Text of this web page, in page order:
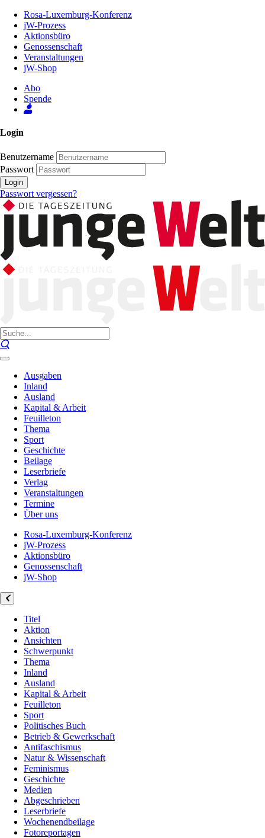
Inhalt
Seite
Rosa-Luxemburg-Konferenz
jW-Prozess
Aktionsbüro
Genossenschaft
Veranstaltungen
jW-Shop
Abo
Spende
Login
Benutzername
Passwort
Login
Passwort vergessen?
Ausgaben
Inland
Ausland
Kapital & Arbeit
Feuilleton
Thema
Sport
Geschichte
Beilage
Leserbriefe
Verlag
Veranstaltungen
Termine
Über uns
Rosa-Luxemburg-Konferenz
jW-Prozess
Aktionsbüro
Genossenschaft
jW-Shop
Titel
Aktion
Ansichten
Schwerpunkt
Thema
Inland
Ausland
Kapital & Arbeit
Feuilleton
Sport
Politisches Buch
Betrieb & Gewerkschaft
Antifaschismus
Natur & Wissenschaft
Feminismus
Geschichte
Medien
Abgeschrieben
Leserbriefe
Wochenendbeilage
Fotoreportagen